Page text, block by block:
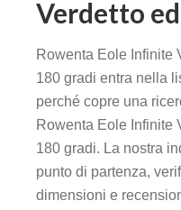
Verdetto
Rowenta Eole Infinite
180 gradi entra nella
perché copre una
Rowenta Eole Infinite
180 gradi. La nostra
punto di partenza,
dimensioni e